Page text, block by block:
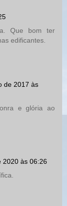
Que bom ter
edificantes.
de 2017 às
e glória ao
2020 às 06:26